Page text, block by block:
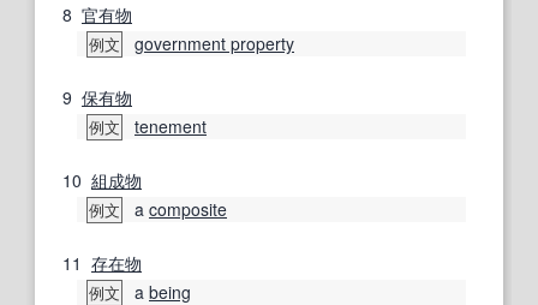
8 官有物
例文 government property
9 保有物
例文 tenement
10 組成物
例文 a composite
11 存在物
例文 a being